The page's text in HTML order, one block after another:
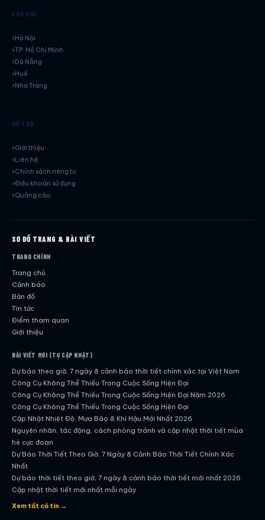
KHU VỰC
Hà Nội
TP. Hồ Chí Minh
Dà Nẵng
Huế
Nha Trang
HỖ TRỢ
Giới thiệu
Liên hệ
Chính sách riêng tư
Điều khoản sử dụng
Quảng cáo
SƠ ĐỒ TRANG & BÀI VIẾT
TRANG CHÍNH
Trang chủ
Cảnh báo
Bản đồ
Tin tức
Điểm tham quan
Giới thiệu
BÀI VIẾT MỚI (TỰ CẬP NHẬT)
Dự báo theo giờ, 7 ngày & cảnh báo thời tiết chính xác tại Việt Nam
Công Cụ Không Thể Thiếu Trong Cuộc Sống Hiện Đại
Công Cụ Không Thể Thiếu Trong Cuộc Sống Hiện Đại Năm 2026
Công Cụ Không Thể Thiếu Trong Cuộc Sống Hiện Đại
Cập Nhật Nhiệt Độ, Mưa Bão & Khí Hậu Mới Nhất 2026
Nguyên nhân, tác động, cách phòng tránh và cập nhật thời tiết mùa
hè cực đoan
Dự Báo Thời Tiết Theo Giờ, 7 Ngày & Cảnh Báo Thời Tiết Chính Xác
Nhất
Dự báo thời tiết theo giờ, 7 ngày & cảnh báo thời tiết mới nhất 2026
Cập nhật thời tiết mới nhất mỗi ngày
Hướng dẫn đầy đủ về dự báo thời tiết hiện đại
Xem tất cả tin →